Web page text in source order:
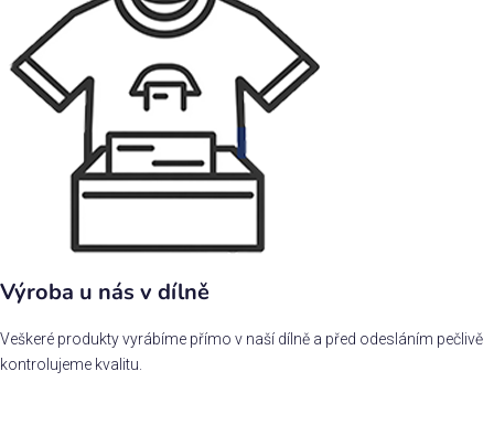
Výroba u nás v dílně
Veškeré produkty vyrábíme přímo v naší dílně a před odesláním pečlivě
kontrolujeme kvalitu.